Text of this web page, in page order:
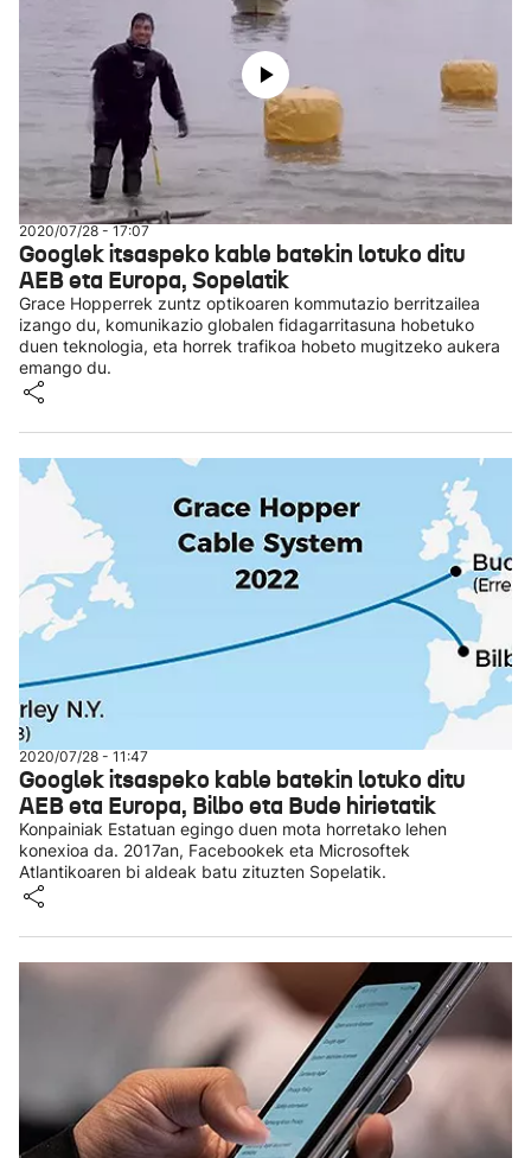
2020/07/28 - 17:07
Googlek itsaspeko kable batekin lotuko ditu
AEB eta Europa, Sopelatik
Grace Hopperrek zuntz optikoaren kommutazio berritzailea
izango du, komunikazio globalen fidagarritasuna hobetuko
duen teknologia, eta horrek trafikoa hobeto mugitzeko aukera
emango du.
2020/07/28 - 11:47
Googlek itsaspeko kable batekin lotuko ditu
AEB eta Europa, Bilbo eta Bude hirietatik
Konpainiak Estatuan egingo duen mota horretako lehen
konexioa da. 2017an, Facebookek eta Microsoftek
Atlantikoaren bi aldeak batu zituzten Sopelatik.